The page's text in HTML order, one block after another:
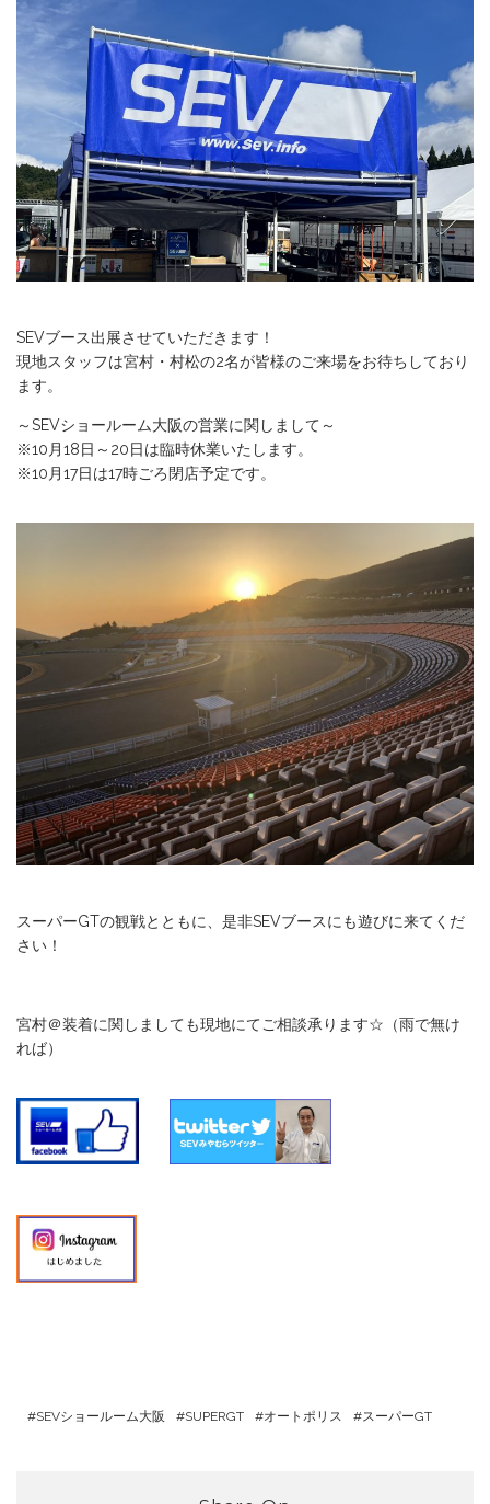
SEVブース出展させていただきます！
現地スタッフは宮村・村松の2名が皆様のご来場をお待ちしており
ます。
～SEVショールーム大阪の営業に関しまして～
※10月18日～20日は臨時休業いたします。
※10月17日は17時ごろ閉店予定です。
スーパーGTの観戦とともに、是非SEVブースにも遊びに来てくだ
さい！
宮村＠装着に関しましても現地にてご相談承ります☆（雨で無け
れば）
SEVショールーム大阪 SUPERGT オートポリス スーパーGT